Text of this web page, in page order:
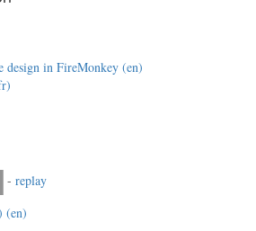
design in FireMonkey (en)
-replay
(en)